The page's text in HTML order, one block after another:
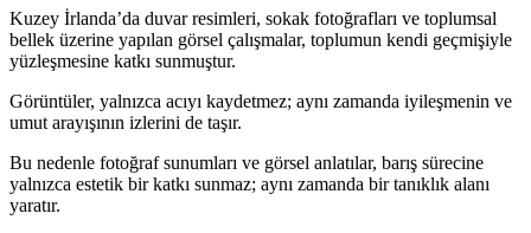
Kuzey İrlanda’da duvar resimleri, sokak fotoğrafları ve toplumsal
bellek üzerine yapılan görsel çalışmalar, toplumun kendi geçmişiyle
yüzleşmesine katkı sunmuştur.
Görüntüler, yalnızca acıyı kaydetmez; aynı zamanda iyileşmenin ve
umut arayışının izlerini de taşır.
Bu nedenle fotoğraf sunumları ve görsel anlatılar, barış sürecine
yalnızca estetik bir katkı sunmaz; aynı zamanda bir tanıklık alanı
yaratır.